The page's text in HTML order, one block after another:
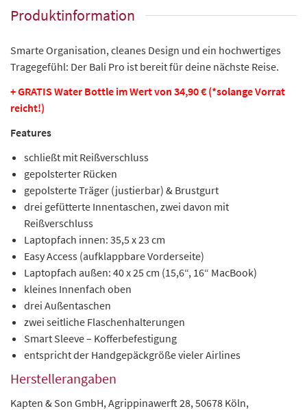
Produktinformation
Smarte Organisation, cleanes Design und ein hochwertiges
Tragegefühl: Der Bali Pro ist bereit für deine nächste Reise.
+ GRATIS Water Bottle im Wert von 34,90 € (*solange Vorrat
reicht!)
Features
schließt mit Reißverschluss
gepolsterter Rücken
gepolsterte Träger (justierbar) & Brustgurt
drei gefütterte Innentaschen, zwei davon mit
Reißverschluss
Laptopfach innen: 35,5 x 23 cm
Easy Access (aufklappbare Vorderseite)
Laptopfach außen: 40 x 25 cm (15,6“, 16“ MacBook)
kleines Innenfach oben
drei Außentaschen
zwei seitliche Flaschenhalterungen
Smart Sleeve – Kofferbefestigung
entspricht der Handgepäckgröße vieler Airlines
Herstellerangaben
Kapten & Son GmbH, Agrippinawerft 28, 50678 Köln,